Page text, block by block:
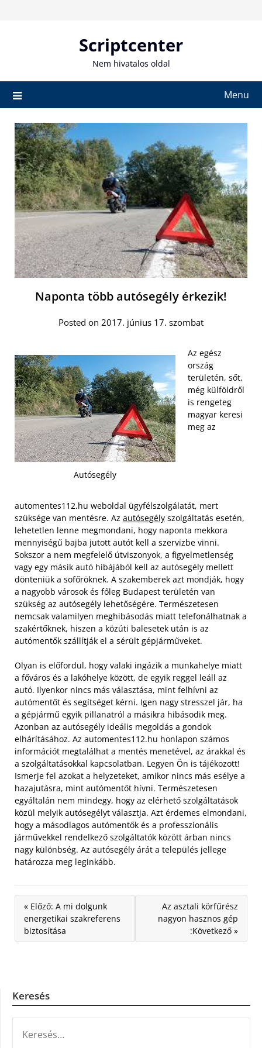
Scriptcenter
Nem hivatalos oldal
Menu
Naponta több autósegély érkezik!
Posted on 2017. június 17. szombat
Autósegély
Az egész
ország
területén, sőt,
még külföldről
is rengeteg
magyar keresi
meg az
automentes112.hu weboldal ügyfélszolgálatát, mert
szüksége van mentésre. Az autósegély szolgáltatás esetén,
lehetetlen lenne megmondani, hogy naponta mekkora
mennyiségű bajba jutott autót kell a szervizbe vinni.
Sokszor a nem megfelelő útviszonyok, a figyelmetlenség
vagy egy másik autó hibájából kell az autósegély mellett
dönteniük a sofőröknek. A szakemberek azt mondják, hogy
a nagyobb városok és főleg Budapest területén van
szükség az autósegély lehetőségére. Természetesen
nemcsak valamilyen meghibásodás miatt telefonálhatnak a
szakértőknek, hiszen a közúti balesetek után is az
autómentők szállítják el a sérült gépjárműveket.
Olyan is előfordul, hogy valaki ingázik a munkahelye miatt
a főváros és a lakóhelye között, de egyik reggel leáll az
autó. Ilyenkor nincs más választása, mint felhívni az
autómentőt és segítséget kérni. Igen nagy stresszel jár, ha
a gépjármű egyik pillanatról a másikra hibásodik meg.
Azonban az autósegély ideális megoldás a gondok
elhárításához. Az automentes112.hu honlapon számos
információt megtalálhat a mentés menetével, az árakkal és
a szolgáltatásokkal kapcsolatban. Legyen Ön is tájékozott!
Ismerje fel azokat a helyzeteket, amikor nincs más esélye a
hazajutásra, mint autómentőt hívni. Természetesen
egyáltalán nem mindegy, hogy az elérhető szolgáltatások
közül melyik autósegélyt választja. Azt érdemes elmondani,
hogy a másodlagos autómentők és a professzionális
járművekkel rendelkező szolgáltatók között árban nincs
nagy különbség. Az autósegély árát a település jellege
határozza meg leginkább.
« Előző: A mi dolgunk
energetikai szakreferens
biztosítása
Az asztali körfűrész
nagyon hasznos gép
:Következő »
Keresés